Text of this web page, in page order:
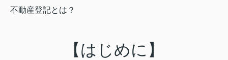
不動産登記とは？
【はじめに】